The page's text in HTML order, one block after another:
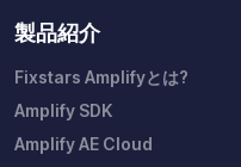
製品紹介
Fixstars Amplifyとは?
Amplify SDK
Amplify AE Cloud